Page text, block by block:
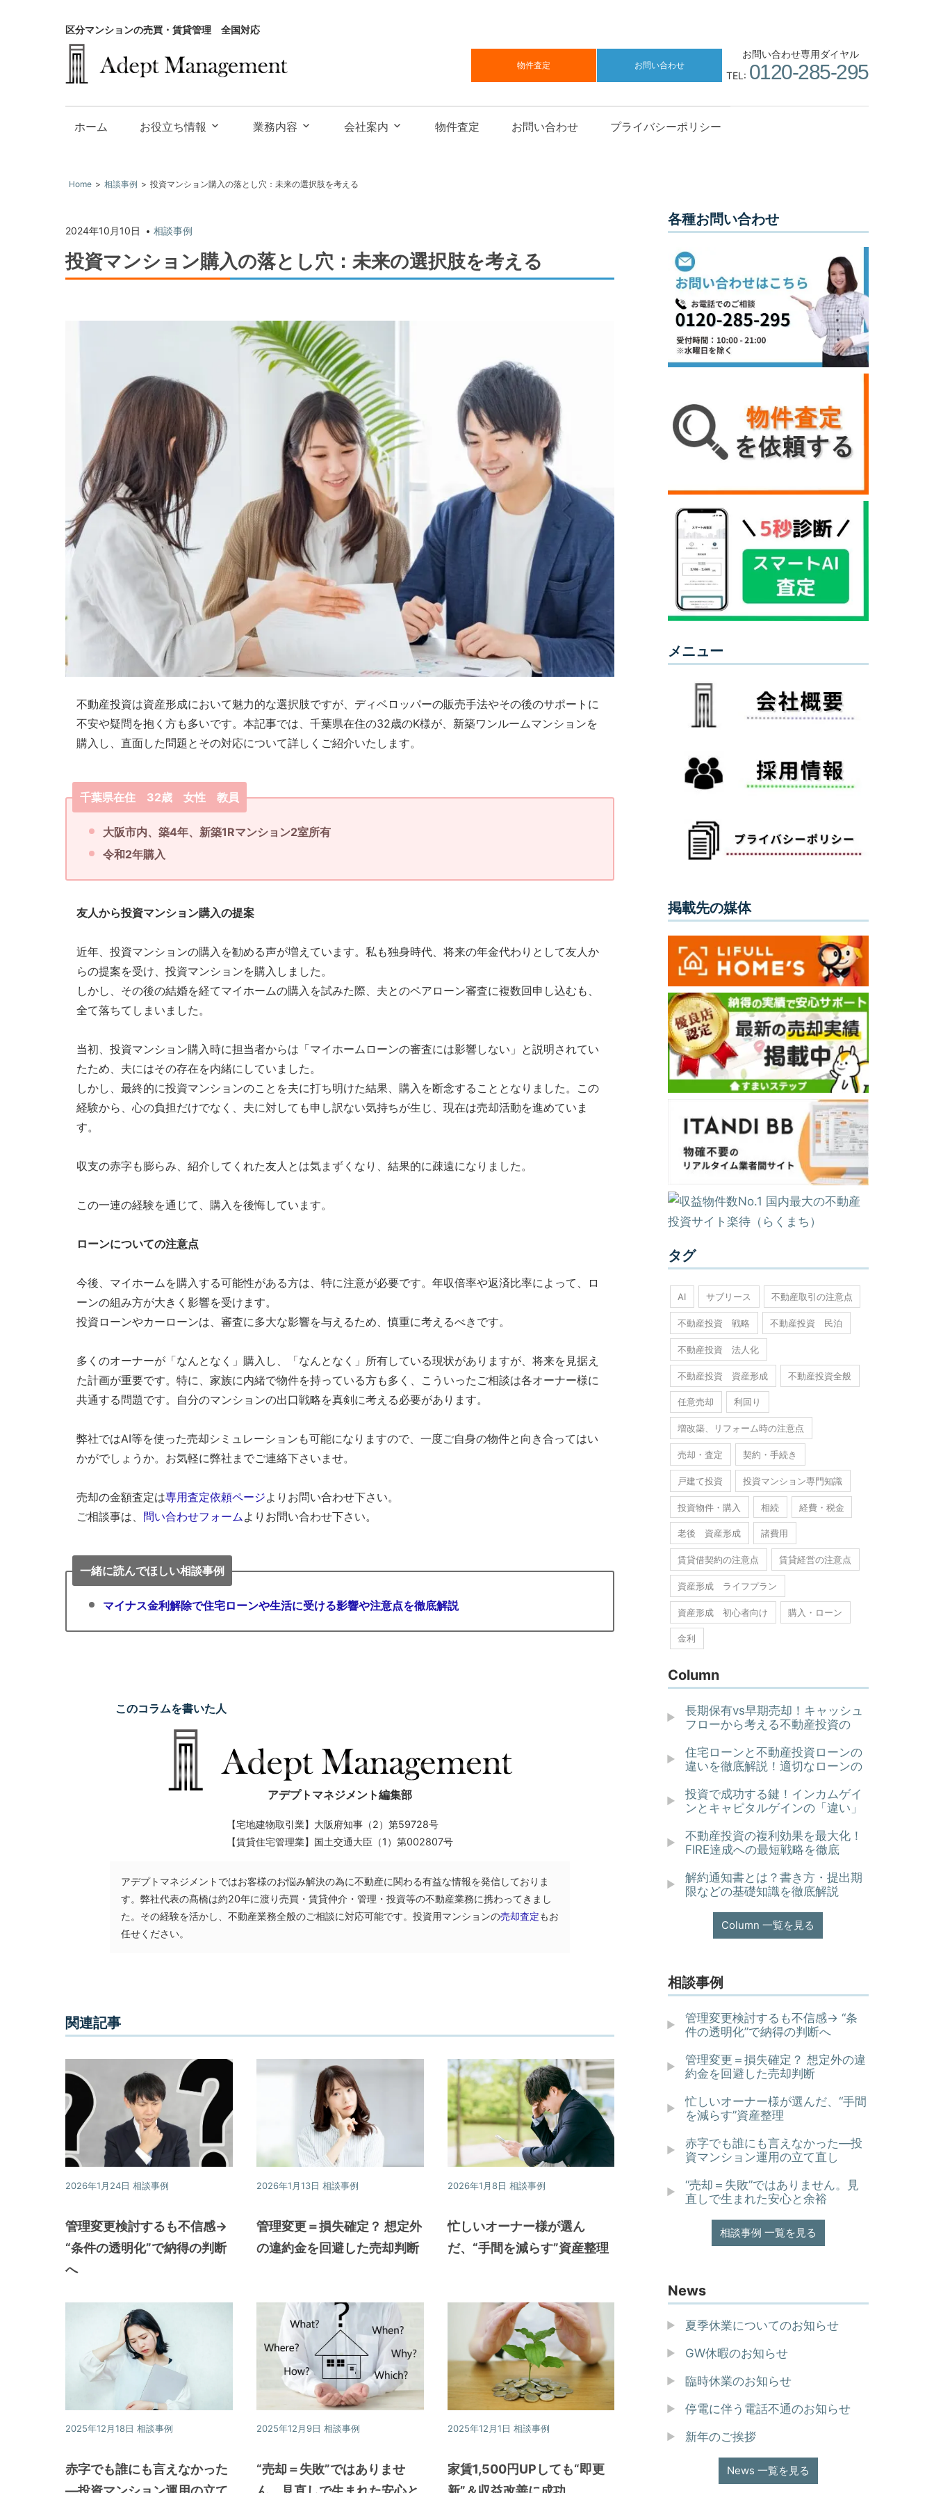
区分マンションの売買・賃貸管理 全国対応
で
動
産
の
の
売
買・
賃
管
全
国
対
応.
投
マ
ン
不
産
ら
ジ
メ
ト
さ
い。
弊
は
様々
な
度
か
経
な
タ
プ
ン
ニ
ン
グ
を
ご
提
す
る
こ
し
ま
物件査定 お問い合わせ
お問い合わせ専用ダイヤル
TEL: 0120-285-295
お役立ち情報 業務内容 会社案内 物件査定 お問い合わせ プライバシーポリシー
Home 相談事例 投資マンション購入の落とし穴：未来の選択肢を考える
2024年10月10日 相談事例
投資マンション購入の落とし穴：未来の選択肢を考える
不動産投資は資産形成において魅力的な選択肢ですが、ディベロッパーの販売手法やその後のサポートに
不安や疑問を抱く方も多いです。本記事では、千葉県在住の32歳のK様が、新築ワンルームマンションを
購入し、直面した問題とその対応について詳しくご紹介いたします。
千葉県在住 32歳 女性 教員
大阪市内、築4年、新築1Rマンション2室所有
令和2年購入
友人から投資マンション購入の提案
近年、投資マンションの購入を勧める声が増えています。私も独身時代、将来の年金代わりとして友人か
らの提案を受け、投資マンションを購入しました。
しかし、その後の結婚を経てマイホームの購入を試みた際、夫とのペアローン審査に複数回申し込むも、
全て落ちてしまいました。
当初、投資マンション購入時に担当者からは「マイホームローンの審査には影響しない」と説明されてい
たため、夫にはその存在を内緒にしていました。
しかし、最終的に投資マンションのことを夫に打ち明けた結果、購入を断念することとなりました。この
経験から、心の負担だけでなく、夫に対しても申し訳ない気持ちが生じ、現在は売却活動を進めていま
す。
収支の赤字も膨らみ、紹介してくれた友人とは気まずくなり、結果的に疎遠になりました。
この一連の経験を通じて、購入を後悔しています。
ローンについての注意点
今後、マイホームを購入する可能性がある方は、特に注意が必要です。年収倍率や返済比率によって、ロ
ーンの組み方が大きく影響を受けます。
投資ローンやカーローンは、審査に多大な影響を与えるため、慎重に考えるべきです。
多くのオーナーが「なんとなく」購入し、「なんとなく」所有している現状がありますが、将来を見据え
た計画が重要です。特に、家族に内緒で物件を持っている方も多く、こういったご相談は各オーナー様に
共通する問題です。自分のマンションの出口戦略を真剣に考える必要があります。
弊社ではAI等を使った売却シミュレーションも可能になりますので、一度ご自身の物件と向き合ってはい
かがでしょうか。お気軽に弊社までご連絡下さいませ。
売却の金額査定は専用査定依頼ページよりお問い合わせ下さい。
ご相談事は、 問い合わせフォームよりお問い合わせ下さい。
一緒に読んでほしい相談事例
マイナス金利解除で住宅ローンや生活に受ける影響や注意点を徹底解説
このコラムを書いた人
アデプトマネジメント編集部
【宅地建物取引業】 大阪府知事（2）第59728号
【賃貸住宅管理業】 国土交通大臣（1）第002807号
アデプトマネジメントではお客様のお悩み解決の為に不動産に関わる有益な情報を発信しておりま
す。弊社代表の髙橋は約20年に渡り売買・賃貸仲介・管理・投資等の不動産業務に携わってきまし
た。その経験を活かし、不動産業務全般のご相談に対応可能です。投資用マンションの売却査定もお
任せください。
関連記事
2026年1月24日 相談事例
管理変更検討するも不信感→
“条件の透明化”で納得の判断
へ
2026年1月13日 相談事例
管理変更＝損失確定？ 想定外
の違約金を回避した売却判断
2026年1月8日 相談事例
忙しいオーナー様が選ん
だ、“手間を減らす”資産整理
2025年12月18日 相談事例
赤字でも誰にも言えなかった
2025年12月9日 相談事例
“売却＝失敗”ではありませ
2025年12月1日 相談事例
家賃1,500円UPしても“即更
各種お問い合わせ
メニュー
掲載先の媒体
タグ
AI サブリース 不動産取引の注意点
不動産投資 戦略 不動産投資 民泊
不動産投資 法人化
不動産投資 資産形成 不動産投資全般
任意売却 利回り
増改築、リフォーム時の注意点
売却・査定 契約・手続き
戸建て投資 投資マンション専門知識
投資物件・購入 相続 経費・税金
老後 資産形成 諸費用
賃貸借契約の注意点 賃貸経営の注意点
資産形成 ライフプラン
資産形成 初心者向け 購入・ローン
金利
Column
長期保有vs早期売却！キャッシュ
フローから考える不動産投資の
住宅ローンと不動産投資ローンの
違いを徹底解説！適切なローンの
投資で成功する鍵！インカムゲイ
ンとキャピタルゲインの「違い」
不動産投資の複利効果を最大化！
FIRE達成への最短戦略を徹底
解約通知書とは？書き方・提出期
限などの基礎知識を徹底解説
Column 一覧を見る
相談事例
管理変更検討するも不信感→ “条
件の透明化”で納得の判断へ
管理変更＝損失確定？ 想定外の違
約金を回避した売却判断
忙しいオーナー様が選んだ、“手間
を減らす”資産整理
赤字でも誰にも言えなかった—投
資マンション運用の立て直し
“売却＝失敗”ではありません。見
直しで生まれた安心と余裕
相談事例 一覧を見る
News
夏季休業についてのお知らせ
GW休暇のお知らせ
臨時休業のお知らせ
停電に伴う電話不通のお知らせ
新年のご挨拶
News 一覧を見る